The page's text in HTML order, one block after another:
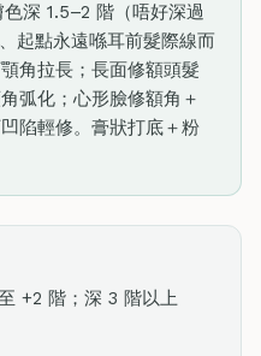
深 1.5–2 階（唔好深過
起點永遠喺耳前髮際線而
角拉長；長面修額頭髮
弧化；心形臉修額角＋
陷輕修。膏狀打底＋粉
+2 階；深 3 階以上